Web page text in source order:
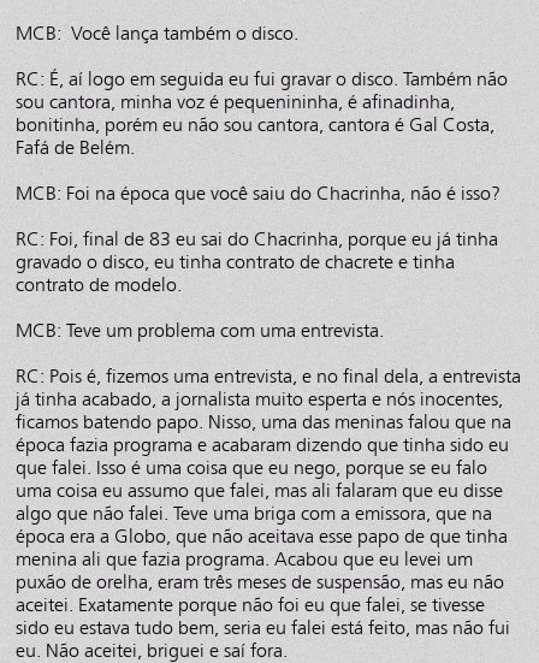
MCB: Você lança também o disco.
RC: É, aí logo em seguida eu fui gravar o disco. Também não
sou cantora, minha voz é pequenininha, é afinadinha,
bonitinha, porém eu não sou cantora, cantora é Gal Costa,
Fafá de Belém.
MCB: Foi na época que você saiu do Chacrinha, não é isso?
RC: Foi, final de 83 eu sai do Chacrinha, porque eu já tinha
gravado o disco, eu tinha contrato de chacrete e tinha
contrato de modelo.
MCB: Teve um problema com uma entrevista.
RC: Pois é, fizemos uma entrevista, e no final dela, a entrevista
já tinha acabado, a jornalista muito esperta e nós inocentes,
ficamos batendo papo. Nisso, uma das meninas falou que na
época fazia programa e acabaram dizendo que tinha sido eu
que falei. Isso é uma coisa que eu nego, porque se eu falo
uma coisa eu assumo que falei, mas ali falaram que eu disse
algo que não falei. Teve uma briga com a emissora, que na
época era a Globo, que não aceitava esse papo de que tinha
menina ali que fazia programa. Acabou que eu levei um
puxão de orelha, eram três meses de suspensão, mas eu não
aceitei. Exatamente porque não foi eu que falei, se tivesse
sido eu estava tudo bem, seria eu falei está feito, mas não fui
eu. Não aceitei, briguei e saí fora.